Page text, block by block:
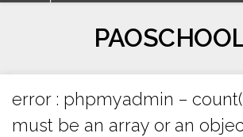
Skip
error : phpmyadmin –
must be an array or an